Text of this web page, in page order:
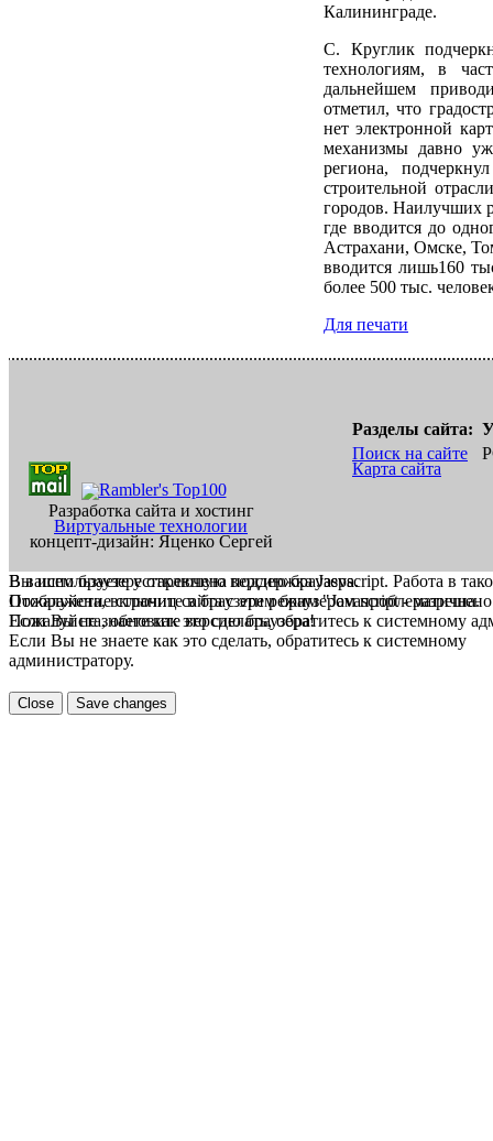
Калининграде.
С. Круглик
технологиям, в
дальнейшем
отметил, что
нет электронной
механизмы давно
региона,
строительной
городов. Наилучших
где вводится до
Астрахани, Омске,
вводится лишь160
более 500 тыс.
Для печати
Разработка сайта и хостинг
Виртуальные технологии
концепт-дизайн: Яценко Сергей
Разделы сайта:
Поиск на сайте
Карта сайта
В вашем браузере отключена поддержка Jasvscript. Работа в
Пожалуйста, включите в браузере режим "Javascript -
Если Вы не знаете как это сделать, обратитесь к системному
Вы используете устаревшую версию браузера.
Отображение страниц сайта с этим браузером проблематична.
Пожалуйста, обновите версию браузера!
Если Вы не знаете как это сделать, обратитесь к системному
администратору.
Close Save changes